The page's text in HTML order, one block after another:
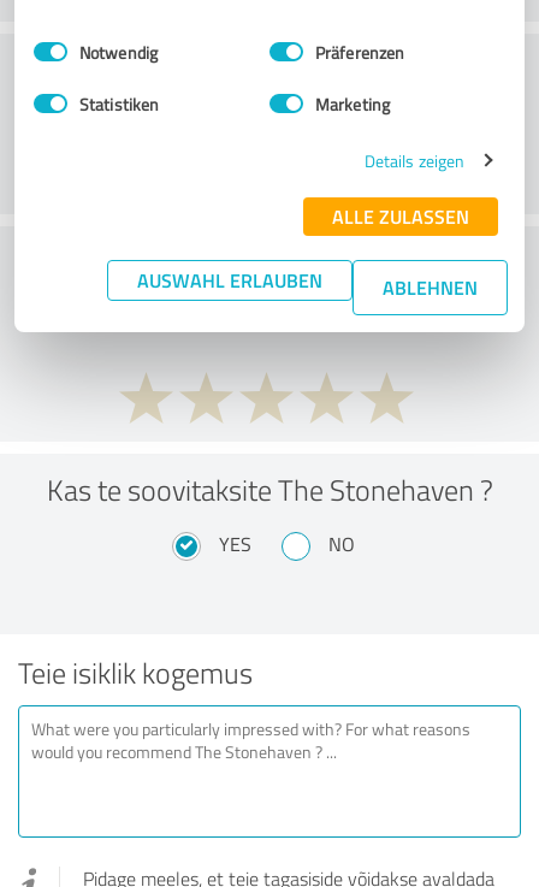
Impressum Datenschutzbestimmungen
Einwilligungsauswahl
Notwendig Präferenzen
Statistiken Marketing
Details zeigen
ALLE ZULASSEN
AUSWAHL ERLAUBEN ABLEHNEN
Konsultatsioon
What do you think of the price to
performance ratio?
Kas te soovitaksite The Stonehaven ?
YES NO
Teie isiklik kogemus
Pidage meeles, et teie tagasiside võidakse avaldada